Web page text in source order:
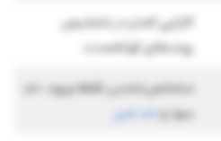
کارایی کمتر در تشخیص
روندهای کوتاه‌مدت
مشخص‌نشدن نقطه ورود، حد
سود وحد ضرر